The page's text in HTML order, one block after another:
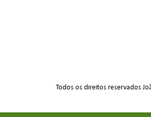
Todos os direitos reservados